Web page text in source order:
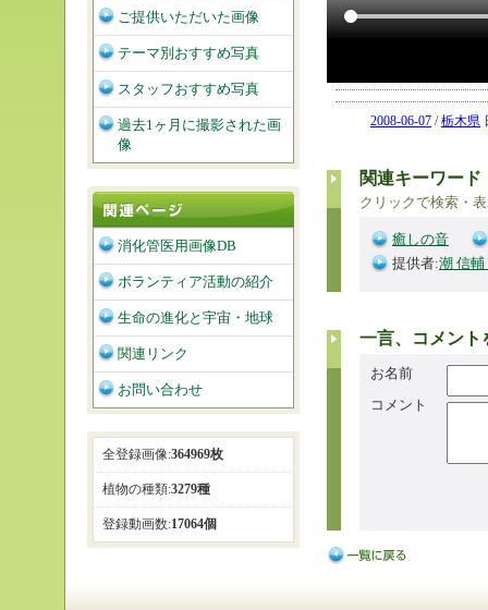
2008-06-07 /栃木県
関連キーワード
クリックで検索・
癒しの音
提供者:潮 信
一言、コメント
お名前
コメント
ご提供いただいた画像
テーマ別おすすめ写真
スタッフおすすめ写真
過去1ヶ月に撮影された画
像
消化管医用画像DB
ボランティア活動の紹介
生命の進化と宇宙・地球
関連リンク
お問い合わせ
全登録画像:364969枚
植物の種類:3279種
登録動画数:17064個